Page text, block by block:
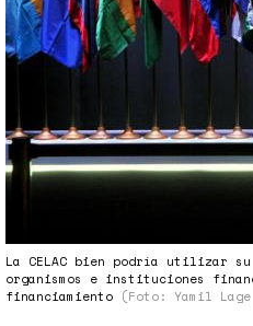
La CELAC bien podría utilizar
organismos e instituciones
financiamiento (Foto: Yamil